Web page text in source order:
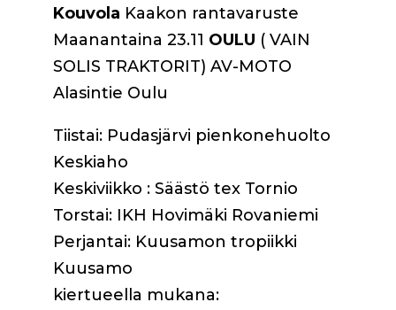
Kouvola Kaakon rantavaruste
Maanantaina 23.11 OULU ( VAIN
SOLIS TRAKTORIT) AV-MOTO
Alasintie Oulu
Tiistai: Pudasjärvi pienkonehuolto
Keskiaho
Keskiviikko : Säästö tex Tornio
Torstai: IKH Hovimäki Rovaniemi
Perjantai: Kuusamon tropiikki
Kuusamo
kiertueella mukana: